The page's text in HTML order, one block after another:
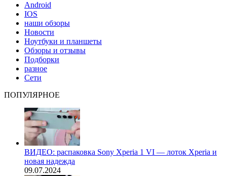
Android
IOS
наши обзоры
Новости
Ноутбуки и планшеты
Обзоры и отзывы
Подборки
разное
Сети
ПОПУЛЯРНОЕ
ВИДЕО: распаковка Sony Xperia 1 VI — лоток Xperia и
новая надежда
09.07.2024